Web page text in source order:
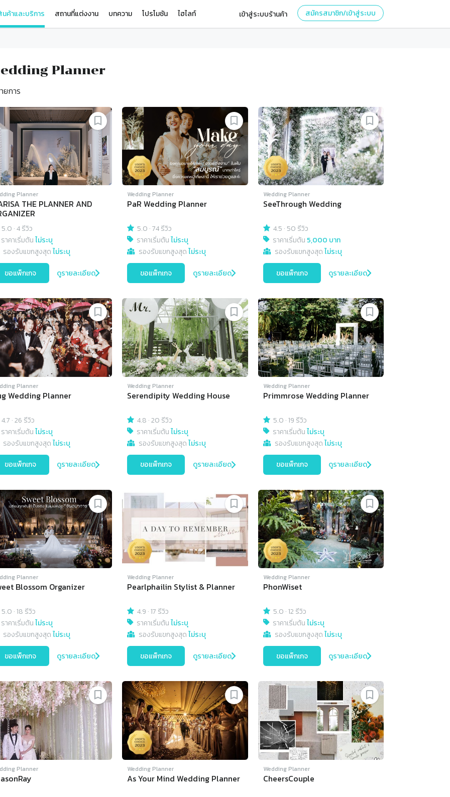
ค้าและบริการ สถานที่แต่งงาน บทความ โปรโมชัน ไฮไลท์ เข้าสู่ระบบร้านค้า สมัครสมาชิก/เข้าสู่ระบบ
Planner
ยการ
Planner
THE PLANNER AND
5.0 ·4 รีวิว
ราคาเริ่มต้นไม่ระบุ
รองรับแขกสูงสุดไม่ระบุ
ขอแพ็กเกจ ดูรายละเอียด
Wedding Planner
PaR Wedding Planner
5.0 ·74 รีวิว
ราคาเริ่มต้นไม่ระบุ
รองรับแขกสูงสุดไม่ระบุ
ขอแพ็กเกจ ดูรายละเอียด
Wedding Planner
SeeThrough Wedding
4.5 · 50 รีวิว
ราคาเริ่มต้น 5,000 บาท
รองรับแขกสูงสุดไม่ระบุ
ขอแพ็กเกจ ดูรายละเอียด
Planner
Wedding Planner
4.7 ·26 รีวิว
ราคาเริ่มต้นไม่ระบุ
รองรับแขกสูงสุดไม่ระบุ
ขอแพ็กเกจ ดูรายละเอียด
Wedding Planner
Serendipity Wedding House
4.8 ·20 รีวิว
ราคาเริ่มต้นไม่ระบุ
รองรับแขกสูงสุดไม่ระบุ
ขอแพ็กเกจ ดูรายละเอียด
Wedding Planner
Primmrose Wedding Planner
5.0 ·19 รีวิว
ราคาเริ่มต้นไม่ระบุ
รองรับแขกสูงสุดไม่ระบุ
ขอแพ็กเกจ ดูรายละเอียด
Planner
Blossom Organizer
5.0 ·18 รีวิว
ราคาเริ่มต้นไม่ระบุ
รองรับแขกสูงสุดไม่ระบุ
ขอแพ็กเกจ ดูรายละเอียด
Wedding Planner
Pearlphailin Stylist & Planner
4.9 ·17 รีวิว
ราคาเริ่มต้นไม่ระบุ
รองรับแขกสูงสุดไม่ระบุ
ขอแพ็กเกจ ดูรายละเอียด
Wedding Planner
PhonWiset
5.0 ·12 รีวิว
ราคาเริ่มต้นไม่ระบุ
รองรับแขกสูงสุดไม่ระบุ
ขอแพ็กเกจ ดูรายละเอียด
Planner Wedding Planner
As Your Mind Wedding Planner
Wedding Planner
CheersCouple